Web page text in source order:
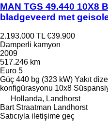
MAN TGS 49.440 10X8
bladgeveerd met
2.193.000 TL €39.900
Damperli kamyon
2009
517.246 km
Euro 5
Güç 440 bg (323 kW) Yakıt dizel
konfigürasyonu 10x8
Hollanda, Landhorst
Bart Straatman Landhorst
Satıcıyla iletişime geç